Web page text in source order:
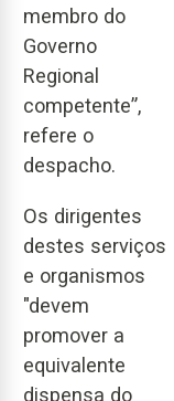
membro do
Governo
Regional
competente”,
refere o
despacho.
Os dirigentes
destes serviços
e organismos
"devem
promover a
equivalente
dispensa do